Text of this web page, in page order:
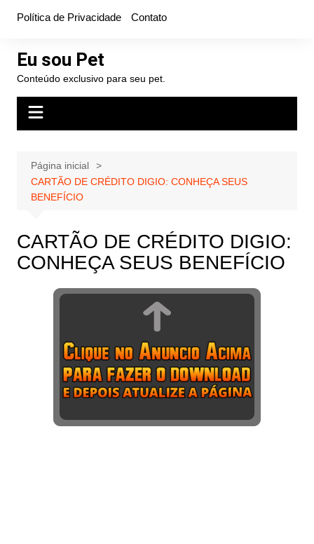
conteúdo
Política de Privacidade Contato
Eu sou Pet
Conteúdo exclusivo para seu pet.
Página inicial
CARTÃO DE CRÉDITO DIGIO: CONHEÇA SEUS
BENEFÍCIO
CARTÃO DE CRÉDITO DIGIO:
CONHEÇA SEUS BENEFÍCIO